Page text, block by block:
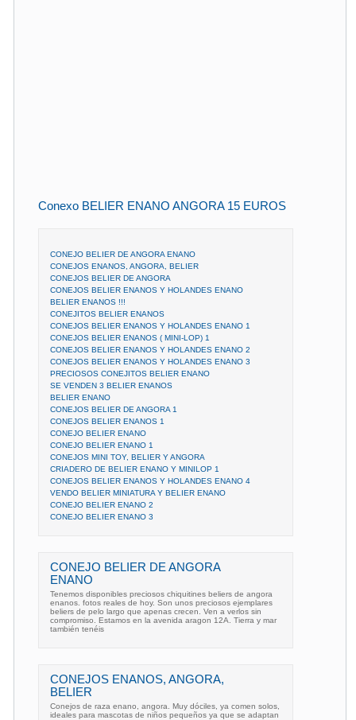
Conexo BELIER ENANO ANGORA 15 EUROS
CONEJO BELIER DE ANGORA ENANO
CONEJOS ENANOS, ANGORA, BELIER
CONEJOS BELIER DE ANGORA
CONEJOS BELIER ENANOS Y HOLANDES ENANO
BELIER ENANOS !!!
CONEJITOS BELIER ENANOS
CONEJOS BELIER ENANOS Y HOLANDES ENANO 1
CONEJOS BELIER ENANOS ( MINI-LOP) 1
CONEJOS BELIER ENANOS Y HOLANDES ENANO 2
CONEJOS BELIER ENANOS Y HOLANDES ENANO 3
PRECIOSOS CONEJITOS BELIER ENANO
SE VENDEN 3 BELIER ENANOS
BELIER ENANO
CONEJOS BELIER DE ANGORA 1
CONEJOS BELIER ENANOS 1
CONEJO BELIER ENANO
CONEJO BELIER ENANO 1
CONEJOS MINI TOY, BELIER Y ANGORA
CRIADERO DE BELIER ENANO Y MINILOP 1
CONEJOS BELIER ENANOS Y HOLANDES ENANO 4
VENDO BELIER MINIATURA Y BELIER ENANO
CONEJO BELIER ENANO 2
CONEJO BELIER ENANO 3
CONEJO BELIER DE ANGORA
ENANO
Tenemos disponibles preciosos chiquitines beliers de angora
enanos. fotos reales de hoy. Son unos preciosos ejemplares
beliers de pelo largo que apenas crecen. Ven a verlos sin
compromiso. Estamos en la avenida aragon 12A. Tierra y mar
también tenéis
CONEJOS ENANOS, ANGORA,
BELIER
Conejos de raza enano, angora. Muy dóciles, ya comen solos,
ideales para mascotas de niños pequeños ya que se adaptan